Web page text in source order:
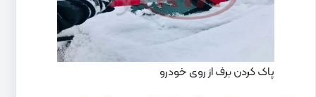
پاک کردن برف از روی خودرو